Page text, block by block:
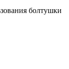
болтушки